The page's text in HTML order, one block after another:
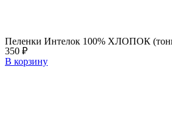
Пеленки Интелок 100% ХЛОПОК
350 ₽
В корзину